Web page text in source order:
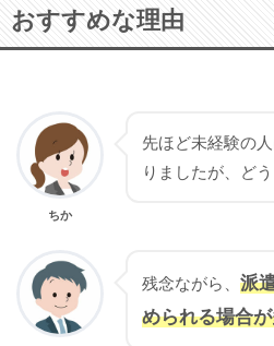
おすすめな理由
ちか
先ほど未経験の
りましたが、ど
残念ながら、 派
められる場合